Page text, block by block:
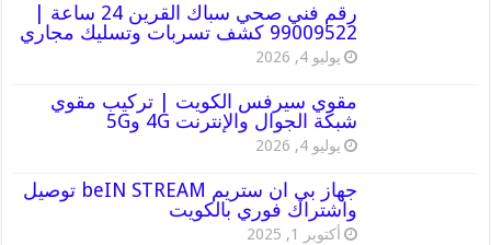
رقم فني صحي سباك القرين 24 ساعة |
99009522 كشف تسربات وتسليك مجاري
يوليو 4, 2026
مقوي سيرفس الكويت | تركيب مقوي
شبكة الجوال والإنترنت 4G و5G
يوليو 4, 2026
جهاز بي ان ستريم beIN STREAM توصيل
واشتراك فوري بالكويت
أكتوبر 1, 2025